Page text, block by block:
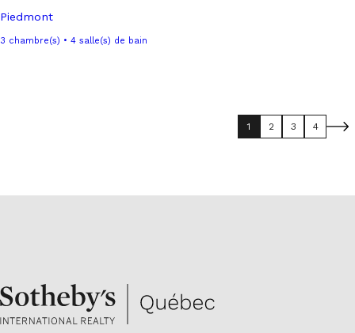
Piedmont
3 chambre(s) • 4 salle(s) de bain
1 2 3 4